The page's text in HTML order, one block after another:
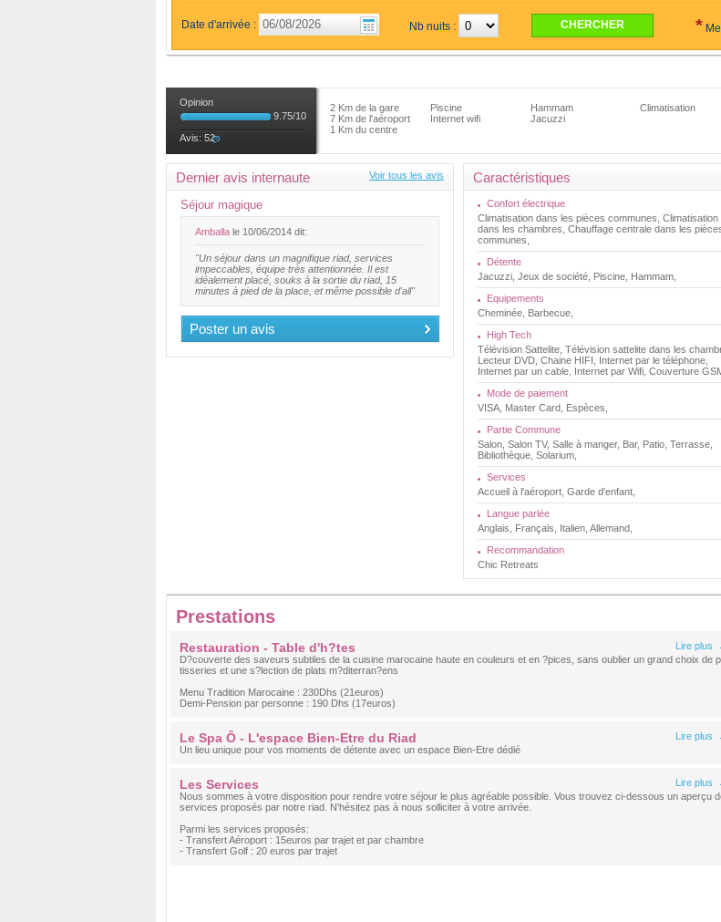
Date d'arrivée : Nb nuits : *
Opinion
9.75/10
Avis: 52
Climatisation
2 Km de la gare
7 Km de l'aéroport
1 Km du centre
Piscine
Internet wifi
Hammam
Jacuzzi
Caractéristiques
Confort électrique
Climatisation dans les pièces communes, Climatisation
dans les chambres, Chauffage centrale dans les
communes,
Détente
Jacuzzi, Jeux de société, Piscine, Hammam,
Equipements
Cheminée, Barbecue,
High Tech
Télévision Sattelite, Télévision sattelite dans les
Lecteur DVD, Chaine HIFI, Internet par le téléphone,
Internet par un cable, Internet par Wifi, Couverture
Mode de paiement
VISA, Master Card, Espèces,
Partie Commune
Salon, Salon TV, Salle à manger, Bar, Patio, Terrasse,
Bibliothèque, Solarium,
Services
Accueil à l'aéroport, Garde d'enfant,
Langue parlée
Anglais, Français, Italien, Allemand,
Recommandation
Chic Retreats
Dernier avis internaute Voir tous les avis
Séjour magique
Amballa le 10/06/2014 dit:
"Un séjour dans un magnifique riad, services
impeccables, équipe très attentionnée. Il est
idéalement placé, souks à la sortie du riad, 15
minutes à pied de la place, et même possible d'all"
Poster un avis
Prestations
Restauration - Table d'h?tes
Lire plus
D?couverte des saveurs subtiles de la cuisine marocaine haute en couleurs et en ?pices, sans oublier un grand choix de
tisseries et une s?lection de plats m?diterran?ens
Menu Tradition Marocaine : 230Dhs (21euros)
Demi-Pension par personne : 190 Dhs (17euros)
Le Spa Ô - L'espace Bien-Etre du Riad
Lire plus
Un lieu unique pour vos moments de détente avec un espace Bien-Etre dédié
Les Services
Lire plus
Nous sommes à votre disposition pour rendre votre séjour le plus agréable possible. Vous trouvez ci-dessous un aperçu
services proposés par notre riad. N'hésitez pas à nous solliciter à votre arrivée.
Parmi les services proposés:
- Transfert Aéroport : 15euros par trajet et par chambre
- Transfert Golf : 20 euros par trajet